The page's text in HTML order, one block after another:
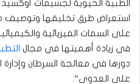
استعراض طرق تخليقها وتوصيف
على السمات الفيزيائية
في زيادة أهميتها في مجال
دورها في معالجة السرطان وإدارة
على العدوى”.